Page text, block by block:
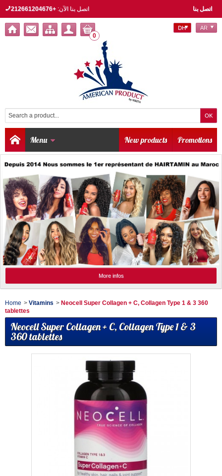
اتصل بنا اتصل بنا الآن:+212661204676
0
DH AR
Menu Promotions
New products
More infos
Home > Vitamins > Neocell Super Collagen + C, Collagen Type 1 & 3 360
tablettes
Neocell Super Collagen + C, Collagen Type 1 & 3
360 tablettes